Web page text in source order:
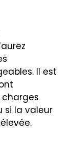
Il est
si la valeur